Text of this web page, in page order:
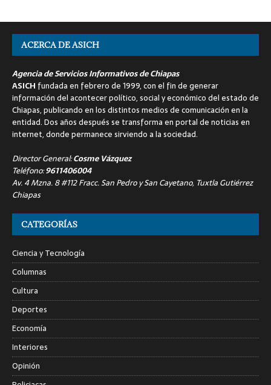
ACERCA DE ASICH
Agencia de Servicios Informativos de Chiapas
ASICH fundada en febrero de 1999, con el fin de generar
información del acontecer político, social y económico del estado de
Chiapas, publicando en los distintos medios de comunicación en la
entidad. Dos años después se transforma en portal de noticias en
internet, donde permanece sirviendo a la sociedad.
Director General:Cosme Vázquez
Teléfono:9611406004
Av. 4 Mzna. 8 #112 Fracc. San Pedro y San Cayetano, Tuxtla Gutiérrez
Chiapas
CATEGORÍAS
Ciencia y Tecnología
Columnas
Cultura
Deportes
Economía
Interiores
Opinión